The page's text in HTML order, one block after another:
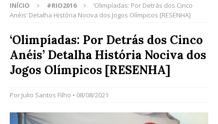
INÍCIO #RIO2016
‘Olimpíadas: Por Detrás dos Cinco
Anéis’ Detalha História Nociva dos Jogos Olímpicos [RESENHA]
‘Olimpíadas: Por Detrás dos Cinco
Anéis’ Detalha História Nociva dos
Jogos Olímpicos [RESENHA]
Por Julio Santos Filho • 08/08/2021